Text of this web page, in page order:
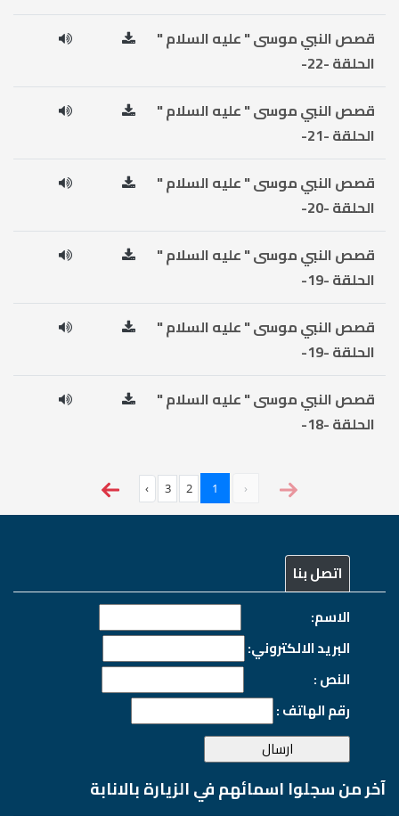
قصص النبي موسى " عليه السلام "
الحلقة -22-
قصص النبي موسى " عليه السلام "
الحلقة -21-
قصص النبي موسى " عليه السلام "
الحلقة -20-
قصص النبي موسى " عليه السلام "
الحلقة -19-
قصص النبي موسى " عليه السلام "
الحلقة -19-
قصص النبي موسى " عليه السلام "
الحلقة -18-
‹
1
2
3
›
اتصل بنا
الاسم:
البريد الالكتروني:
النص :
رقم الهاتف :
آخر من سجلوا اسمائهم في الزيارة بالانابة